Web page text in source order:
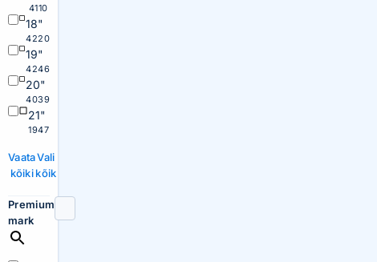
4110
18"
4220
19"
4246
20"
4039
21"
1947
Vaata
kõiki
Vali
kõik
Premium
mark